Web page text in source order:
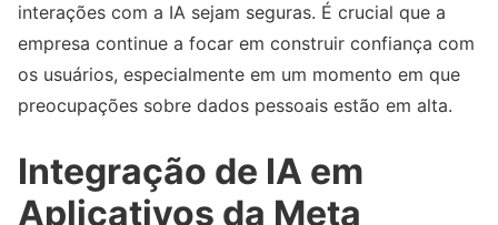
interações com a IA sejam seguras. É crucial que a
empresa continue a focar em construir confiança com
os usuários, especialmente em um momento em que
preocupações sobre dados pessoais estão em alta.
Integração de IA em
Aplicativos da Meta